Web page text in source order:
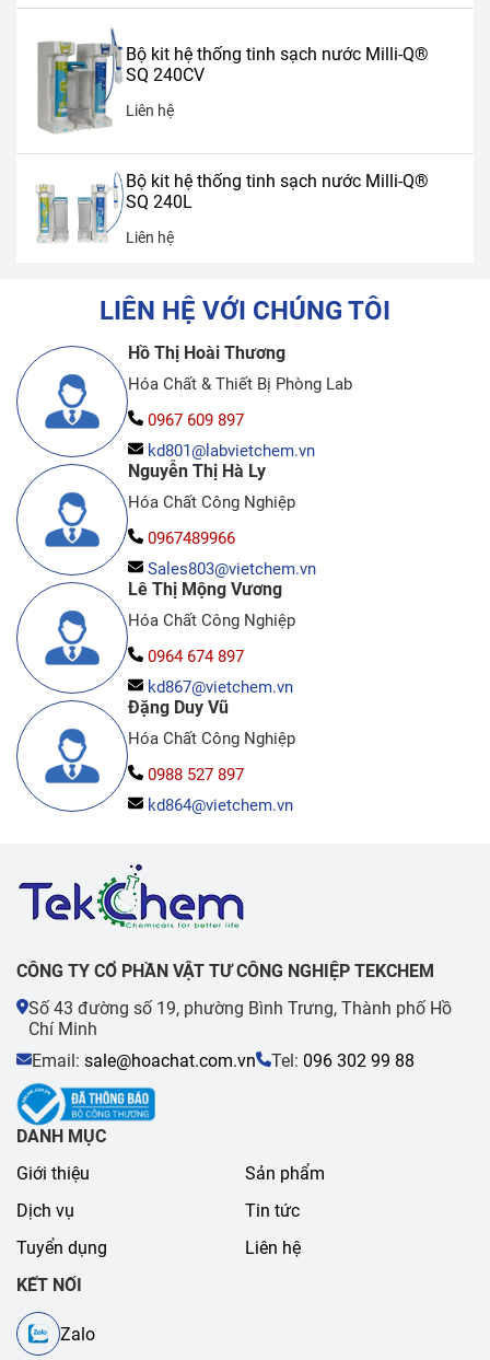
Bộ kit hệ thống tinh sạch nước Milli-Q®
SQ 240CV
Liên hệ
Bộ kit hệ thống tinh sạch nước Milli-Q®
SQ 240L
Liên hệ
LIÊN HỆ VỚI CHÚNG TÔI
Hồ Thị Hoài Thương
Hóa Chất & Thiết Bị Phòng Lab
0967 609 897
kd801@labvietchem.vn
Nguyễn Thị Hà Ly
Hóa Chất Công Nghiệp
0967489966
Sales803@vietchem.vn
Lê Thị Mộng Vương
Hóa Chất Công Nghiệp
0964 674 897
kd867@vietchem.vn
Đặng Duy Vũ
Hóa Chất Công Nghiệp
0988 527 897
kd864@vietchem.vn
CÔNG TY CỔ PHẦN VẬT TƯ CÔNG NGHIỆP TEKCHEM
Số 43 đường số 19, phường Bình Trưng, Thành phố Hồ
Chí Minh
Email: sale@hoachat.com.vn Tel: 096 302 99 88
DANH MỤC
Giới thiệu
Sản phẩm
Dịch vụ
Tin tức
Tuyển dụng
Liên hệ
KẾT NỐI
Zalo